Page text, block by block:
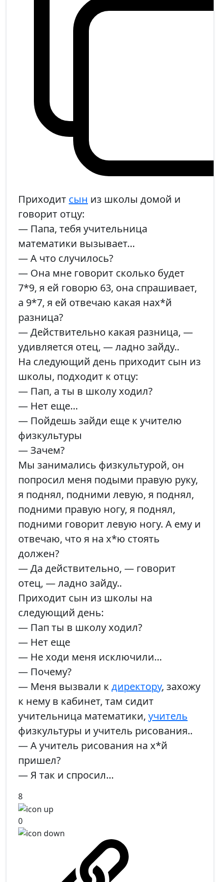
Приходит сын из школы домой и
говорит отцу:
— Папа, тебя учительница
математики вызывает…
— А что случилось?
— Она мне говорит сколько будет
7*9, я ей говорю 63, она спрашивает,
а 9*7, я ей отвечаю какая нах*й
разница?
— Действительно какая разница, —
удивляется отец, — ладно зайду..
На следующий день приходит сын из
школы, подходит к отцу:
— Пап, а ты в школу ходил?
— Нет еще…
— Пойдешь зайди еще к учителю
физкультуры
— Зачем?
Мы занимались физкультурой, он
попросил меня подыми правую руку,
я поднял, подними левую, я поднял,
подними правую ногу, я поднял,
подними говорит левую ногу. А ему и
отвечаю, что я на х*ю стоять
должен?
— Да действительно, — говорит
отец, — ладно зайду..
Приходит сын из школы на
следующий день:
— Пап ты в школу ходил?
— Нет еще
— Не ходи меня исключили…
— Почему?
— Меня вызвали к директору, захожу
к нему в кабинет, там сидит
учительница математики, учитель
физкультуры и учитель рисования..
— А учитель рисования на х*й
пришел?
— Я так и спросил…
8
0